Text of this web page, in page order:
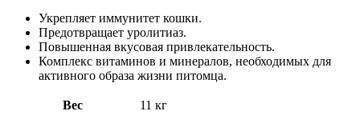
Укрепляет иммунитет кошки.
Предотвращает уролитиаз.
Повышенная вкусовая привлекательность.
Комплекс витаминов и минералов, необходимых для
активного образа жизни питомца.
Вес 11 кг